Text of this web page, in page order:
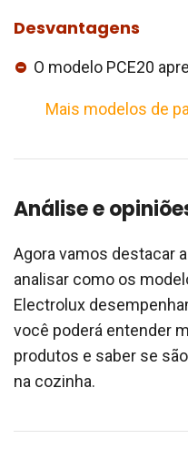
Desvantagens
O modelo PCE20
Mais modelos de
Análise e
Agora vamos destacar
analisar como os
Electrolux
você poderá entender
produtos e saber se
na cozinha.